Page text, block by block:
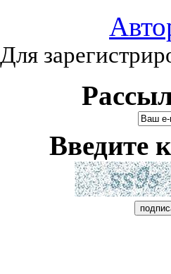
Для
Введите